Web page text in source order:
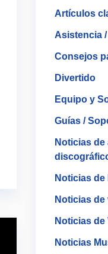
Artículos
Asistencia
Consejos
Divertido
Equipo y
Guías /
Noticias
Noticias
Noticias de
Noticias de
Noticias